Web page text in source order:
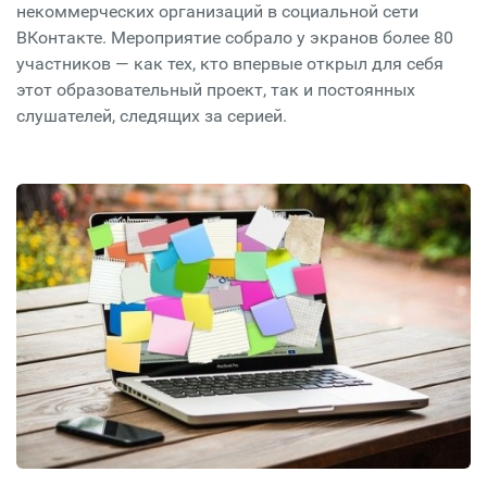
некоммерческих организаций в социальной сети
ВКонтакте. Мероприятие собрало у экранов более 80
участников — как тех, кто впервые открыл для себя
этот образовательный проект, так и постоянных
слушателей, следящих за серией.